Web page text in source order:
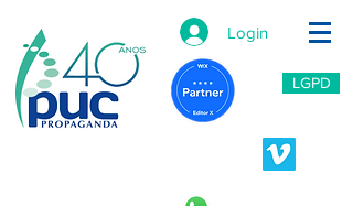
Login
LGPD